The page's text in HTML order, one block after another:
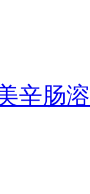
辛肠